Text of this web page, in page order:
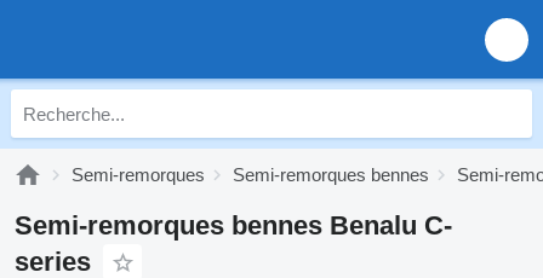
Semi-remorques Semi-remorques bennes Semi-
Semi-remorques bennes Benalu C-
series